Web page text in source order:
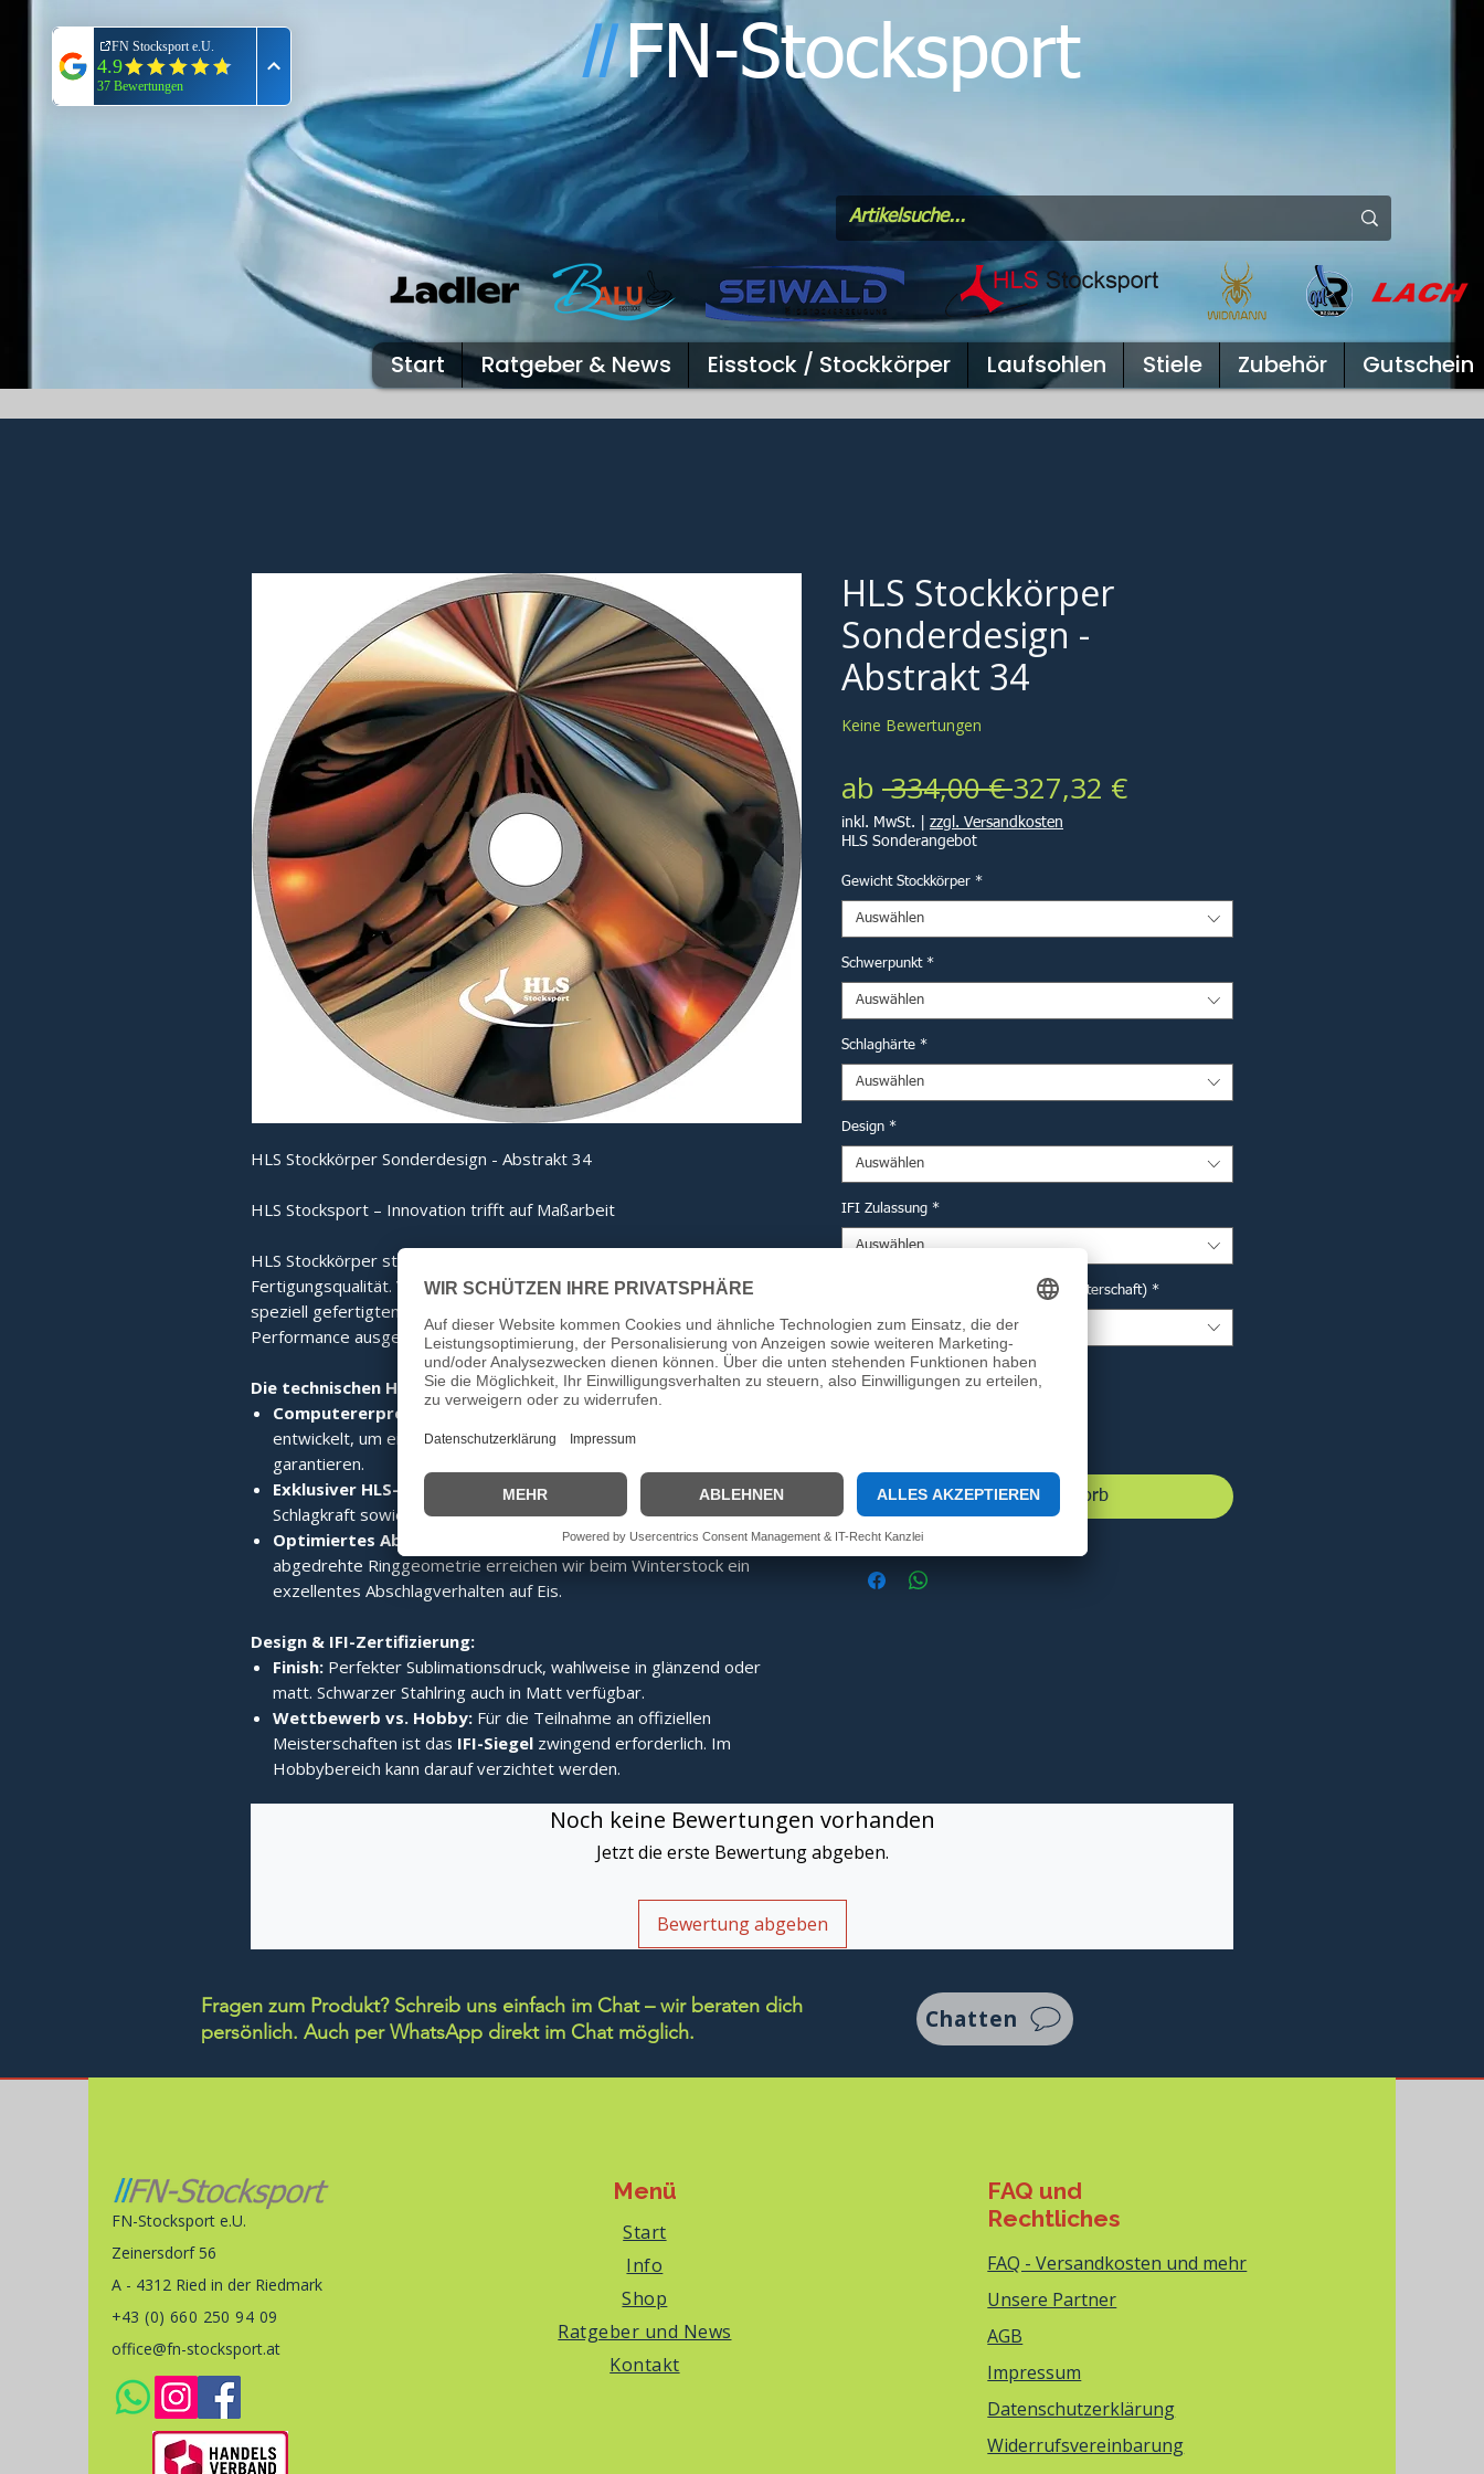
llFN-Stocksport
Start Ratgeber & News Eisstock / Stockkörper Laufsohlen Stiele Zubehör Gutschein
HLS Stockkörper Sonderdesign - Abstrakt 34
HLS Stocksport – Innovation trifft auf Maßarbeit
HLS Stockkörper stehen für moderne Technik und eine kompromisslose
Fertigungsqualität. Von der computererprobten Haube bis hin zum
speziell gefertigten Edelstahlring ist jedes Bauteil auf maximale
Performance ausgelegt.
Die technischen Highlights im Detail:
Computererprobte High-Tech-Haube:
entwickelt, um eine perfekte Kraftverteilung beim Aufprall zu
garantieren.
Exklusiver HLS-Edelstahlring:Speziell gefertigt für überragende
Schlagkraft sowie enormes Fang- und Stehvermögen.
Optimiertes Abschlagverhalten:
Durch eine speziell ans Limit
abgedrehte Ringgeometrie erreichen wir beim Winterstock ein
exzellentes Abschlagverhalten auf Eis.
Design & IFI-Zertifizierung:
Finish: Perfekter Sublimationsdruck, wahlweise in glänzend oder
matt. Schwarzer Stahlring auch in Matt verfügbar.
Wettbewerb vs. Hobby: Für die Teilnahme an offiziellen
Meisterschaften ist das IFI-Siegel zwingend erforderlich. Im
Hobbybereich kann darauf verzichtet werden.
HLS Stockkörper
Sonderdesign -
Abstrakt 34
Keine Bewertungen
ab 334,00 € Standardpreis
327,32 €Sale-
inkl. MwSt.
zzgl. Versandkosten
HLS Sonderangebot
Gewicht Stockkörper *
Auswählen
Schwerpunkt *
Auswählen
Schlaghärte *
Auswählen
Design *
Auswählen
IFI Zulassung *
Auswählen
Option DESV Siegel (für Deutsche Meisterschaft) *
Auswählen
Anzahl*
In den Warenkorb
Noch keine Bewertungen vorhanden
Jetzt die erste Bewertung abgeben.
Bewertung abgeben
Fragen zum Produkt? Schreib uns einfach im Chat – wir beraten dich
persönlich. Auch per WhatsApp direkt im Chat möglich. Chatten
FN-Stocksport e.U.
Zeinersdorf 56
A - 4312 Ried in der Riedmark
+43 (0) 660 250 94 09
office@fn-stocksport.at
Menü
Start
Info
Shop
Ratgeber und News
Kontakt
FAQ und
Rechtliches
FAQ - Versandkosten und mehr
Unsere Partner
AGB
Impressum
Datenschutzerklärung
Widerrufsvereinbarung